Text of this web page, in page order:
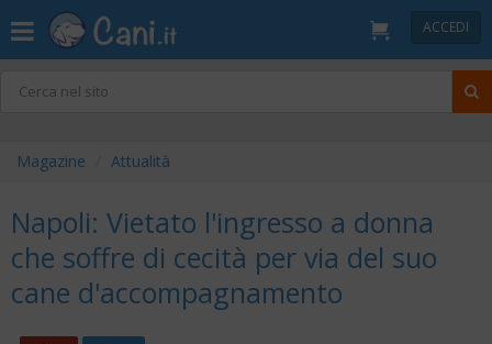
ACCEDI
Magazine Attualità
Napoli: Vietato l'ingresso a donna
che soffre di cecità per via del suo
cane d'accompagnamento